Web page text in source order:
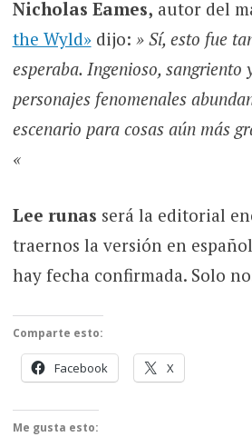
Nicholas Eames, autor del
the Wyld»dijo: » Sí, esto fue
esperaba. Ingenioso, sangriento
personajes fenomenales
escenario para cosas aún más
«
Lee runas será la editorial
traernos la versión en
hay fecha confirmada. Solo
Comparte esto:
Facebook X
Me gusta esto: